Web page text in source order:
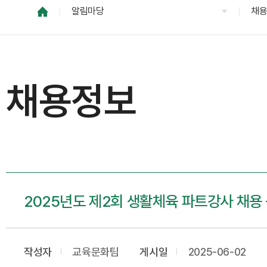
알림마당 채
채용정보
2025년도 제2회 생활체육 파트강사 채용
작성자 교육문화팀 게시일 2025-06-02